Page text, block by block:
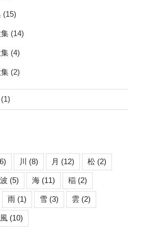
(15)
(14)
(4)
(2)
(1)
川 (8) 月 (12) 松 (2)
波 (5) 海 (11) 稲 (2)
雨 (1) 雪 (3) 雲 (2)
風 (10)